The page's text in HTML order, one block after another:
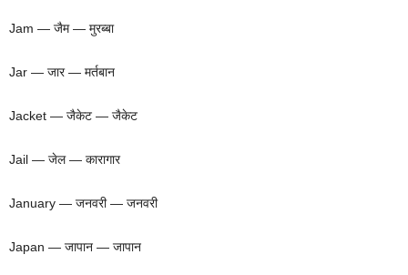
Jam — जैम — मुरब्बा
Jar — जार — मर्तबान
Jacket — जैकेट — जैकेट
Jail — जेल — कारागार
January — जनवरी — जनवरी
Japan — जापान — जापान